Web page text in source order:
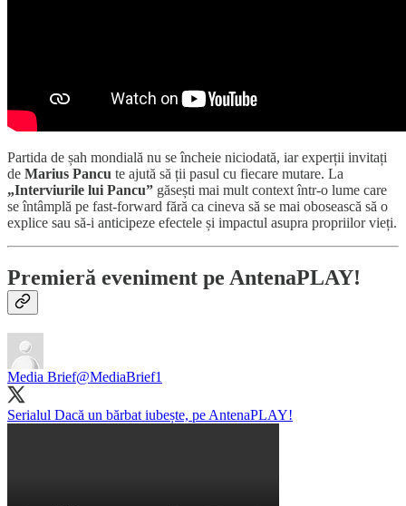
Partida de șah mondială nu se încheie niciodată, iar experții invitați
de Marius Pancu te ajută să ții pasul cu fiecare mutare. La
„Interviurile lui Pancu” găsești mai mult context într-o lume care
se întâmplă pe fast-forward fără ca cineva să se mai obosească să o
explice sau să-i anticipeze efectele și impactul asupra propriilor vieți.
Premieră eveniment pe AntenaPLAY!
Media Brief@MediaBrief1
Serialul Dacă un bărbat iubește, pe AntenaPLAY!